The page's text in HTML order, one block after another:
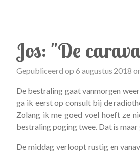
Jos: "De
Gepubliceerd op 6 augustus 2018
De bestraling gaat vanmorgen
ga ik eerst op consult bij de
Zolang ik me goed voel hoeft ze
bestraling poging twee. Dat is
De middag verloopt rustig en